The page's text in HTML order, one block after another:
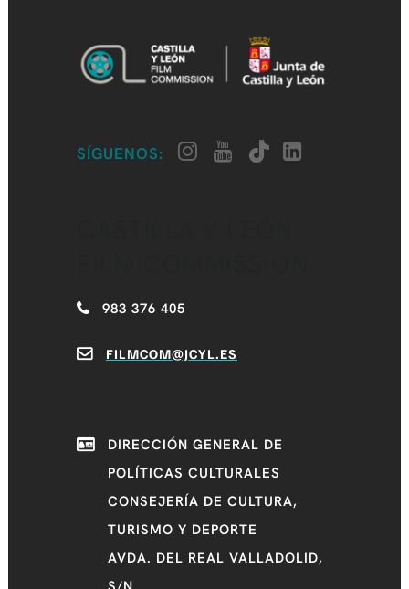
SÍGUENOS:
983 376 405
FILMCOM@JCYL.ES
DIRECCIÓN GENERAL DE
POLÍTICAS CULTURALES
CONSEJERÍA DE CULTURA,
TURISMO Y DEPORTE
AVDA. DEL REAL VALLADOLID,